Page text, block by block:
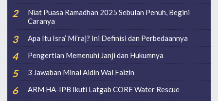
Niat Puasa Ramadhan 2025 Sebulan Penuh, Begini
Caranya
Apa Itu Isra’ Mi’raj? Ini Definisi dan Perbedaannya
Pengertian Memenuhi Janji dan Hukumnya
3 Jawaban Minal Aidin Wal Faizin
ARM HA-IPB Ikuti Latgab CORE Water Rescue